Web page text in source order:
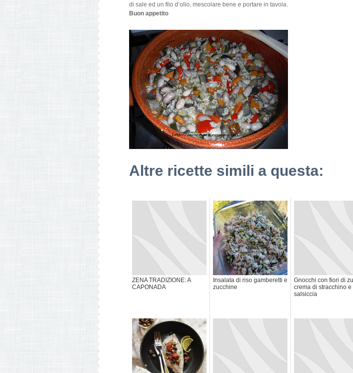
di sale ed un filo d’olio, mescolare bene e portare in tavola.
Buon appetito
Altre ricette simili a questa:
ZENA TRADIZIONE: A
CAPONADA
Insalata di riso gamberetti e
zucchine
Gnocchi con fiori di
crema di stracchino e
salsiccia